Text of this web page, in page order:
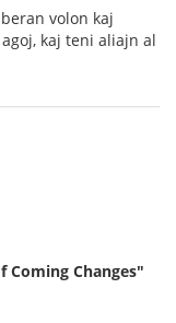
volon kaj
kaj teni aliajn al
Coming Changes"